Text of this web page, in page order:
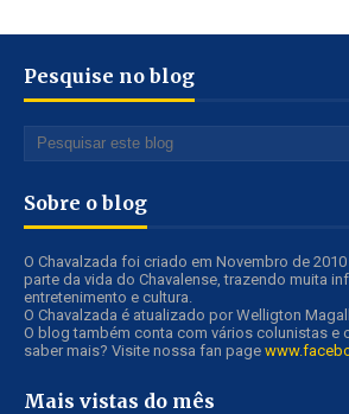
Pesquise no blog
Sobre o blog
O Chavalzada foi criado em Novembro de
parte da vida do Chavalense, trazendo muita
entretenimento e cultura.
O Chavalzada é atualizado por Welligton
O blog também conta com vários colunistas e
saber mais? Visite nossa fan page
Mais vistas do mês